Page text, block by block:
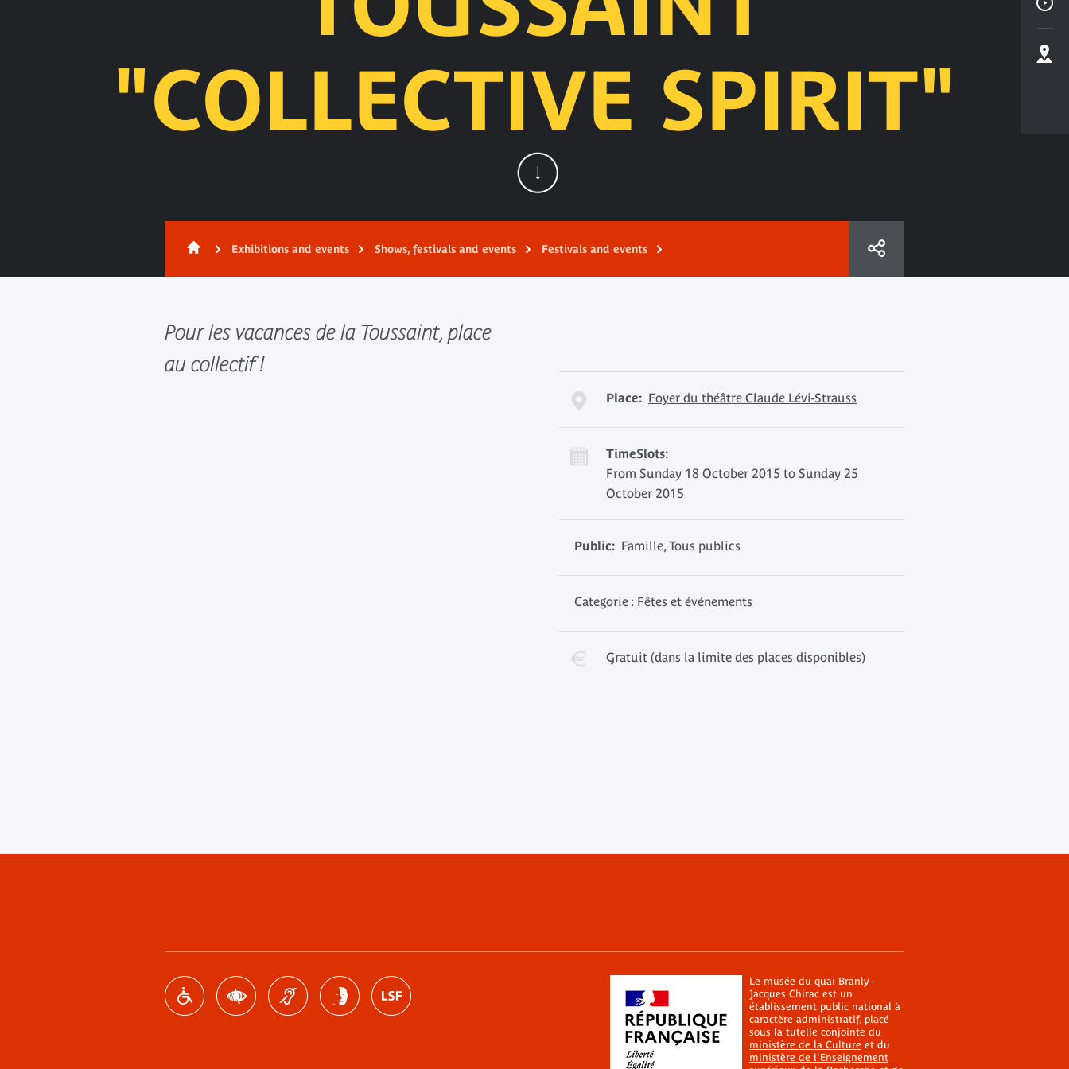
"COLLECTIVE SPIRIT"
Exhibitions and events Shows, festivals and events Festivals and events
Pour les vacances de la Toussaint, place
au collectif !
Place: Foyer du théâtre Claude Lévi-Strauss
TimeSlots:
From Sunday 18 October 2015 to Sunday 25
October 2015
Public: Famille, Tous publics
Categorie : Fêtes et événements
Gratuit (dans la limite des places disponibles)
menu
Le musée du quai Branly -
Jacques Chirac est un
établissement public national à
caractère administratif, placé
sous la tutelle conjointe du
ministère de la Culture et du
ministère de l'Enseignement